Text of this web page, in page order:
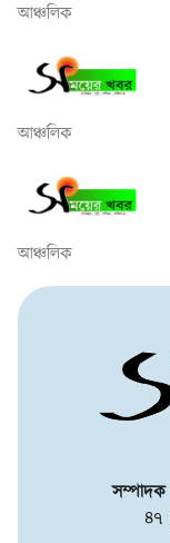
আঞ্চলিক
আঞ্চলিক
আঞ্চলিক
৪৭